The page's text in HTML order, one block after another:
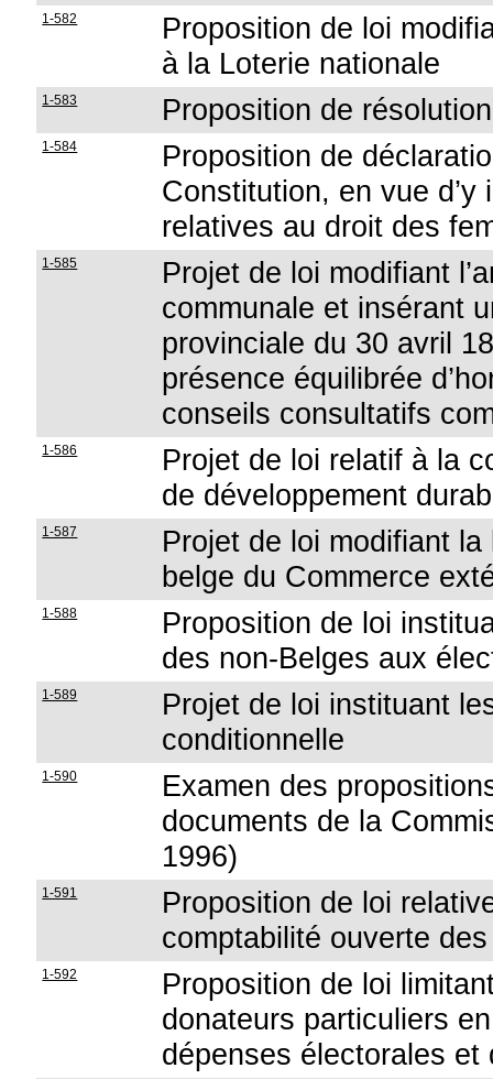
1-582
Proposition de loi
à la Loterie nationale
1-583 Proposition de
1-584
Proposition de
Constitution, en vue
relatives au droit des
1-585
Projet de loi modifiant
communale et insérant
provinciale du 30 avril
présence équilibrée
conseils consultatifs
1-586
Projet de loi relatif à la
de développement
1-587
Projet de loi modifiant
belge du Commerce
1-588
Proposition de loi
des non-Belges aux
1-589
Projet de loi instituant
conditionnelle
1-590
Examen des
documents de la
1996)
1-591
Proposition de loi
comptabilité ouverte
1-592
Proposition de loi
donateurs particuliers
dépenses électorales